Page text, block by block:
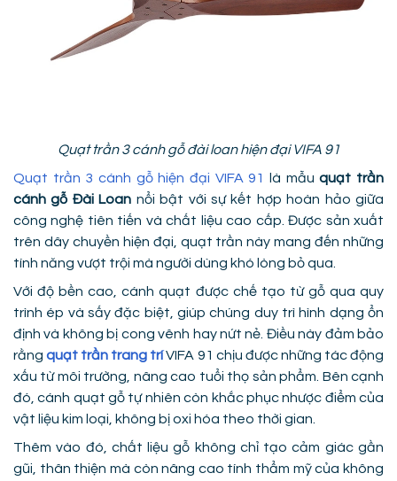
Quạt trần 3 cánh gỗ đài loan hiện đại VIFA 91
Quạt trần 3 cánh gỗ hiện đại VIFA 91 là mẫuquạt trần
cánh gỗ Đài Loan nổi bật với sự kết hợp hoàn hảo giữa
công nghệ tiên tiến và chất liệu cao cấp. Được sản xuất
trên dây chuyền hiện đại, quạt trần này mang đến những
tính năng vượt trội mà người dùng khó lòng bỏ qua.
Với độ bền cao, cánh quạt được chế tạo từ gỗ qua quy
trình ép và sấy đặc biệt, giúp chúng duy trì hình dạng ổn
định và không bị cong vênh hay nứt nẻ. Điều này đảm bảo
rằngquạt trần trang tríVIFA 91 chịu được những tác động
xấu từ môi trường, nâng cao tuổi thọ sản phẩm. Bên cạnh
đó, cánh quạt gỗ tự nhiên còn khắc phục nhược điểm của
vật liệu kim loại, không bị oxi hóa theo thời gian.
Thêm vào đó, chất liệu gỗ không chỉ tạo cảm giác gần
gũi, thân thiện mà còn nâng cao tính thẩm mỹ của không